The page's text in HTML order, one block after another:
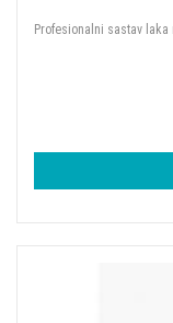
Profesionalni sastav